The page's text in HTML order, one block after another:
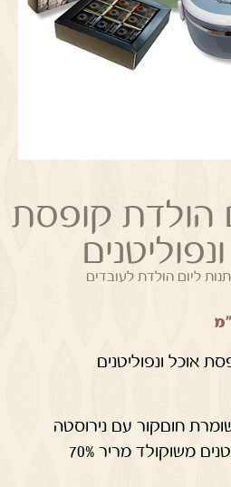
הולדת קופסת
ליום הולדת לעובדים
אוכל ונפוליטנים
חוםקור עם נירוסטה
איכותית פנימית ונפוליטנים משוקולד מריר 70%